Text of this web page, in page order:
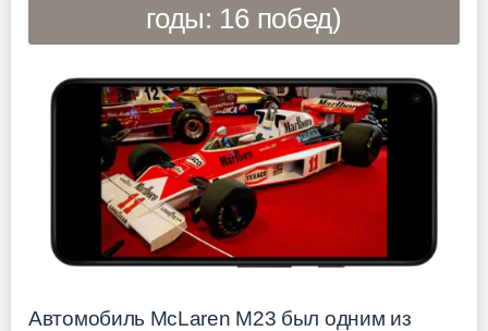
годы: 16 побед)
Автомобиль McLaren M23 был одним из